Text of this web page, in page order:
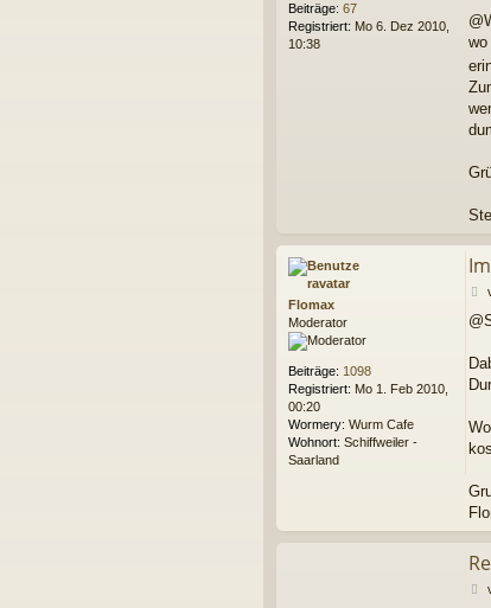
Beiträge: 67
Registriert: Mo 6. Dez 2010,
10:38
Flomax
Moderator
Beiträge: 1098
Registriert: Mo 1. Feb 2010,
00:20
Wormery: Wurm Cafe
Wohnort: Schiffweiler -
Saarland
B
i
r
a
B